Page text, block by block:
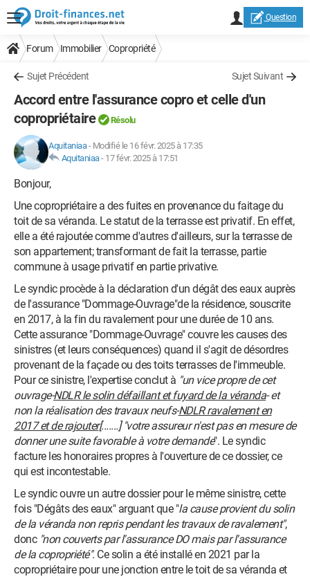
Question
Forum Immobilier Copropriété
Sujet Précédent Sujet Suivant
Accord entre l'assurance copro et celle d'un
copropriétaire
Résolu
Aquitaniaa- Modifié le 16 févr. 2025 à 17:35
Aquitaniaa- 17 févr. 2025 à 17:51
Bonjour,
Une copropriétaire a des fuites en provenance du faitage du
toit de sa véranda. Le statut de la terrasse est privatif. En effet,
elle a été rajoutée comme d'autres d'ailleurs, sur la terrasse de
son appartement; transformant de fait la terrasse, partie
commune à usage privatif en partie privative.
Le syndic procède à la déclaration d'un dégât des eaux auprès
de l'assurance "Dommage-Ouvrage"de la résidence, souscrite
en 2017, à la fin du ravalement pour une durée de 10 ans.
Cette assurance "Dommage-Ouvrage" couvre les causes des
sinistres (et leurs conséquences) quand il s'agit de désordres
provenant de la façade ou des toits terrasses de l'immeuble.
Pour ce sinistre, l'expertise conclut à "un vice propre de cet
ouvrage-NDLR le solin défaillant et fuyard de la véranda- et
non la réalisation des travaux neufs-NDLR ravalement en
2017 et de rajouter[.......] "votre assureur n'est pas en mesure de
donner une suite favorable à votre demande". Le syndic
facture les honoraires propres à l'ouverture de ce dossier, ce
qui est incontestable.
Le syndic ouvre un autre dossier pour le même sinistre, cette
fois "Dégâts des eaux" arguant que "la cause provient du solin
de la véranda non repris pendant les travaux de ravalement",
donc "non couverts par l'assurance DO mais par l'assurance
de la copropriété".Ce solin a été installé en 2021 par la
copropriétaire pour une jonction entre le toit de sa véranda et